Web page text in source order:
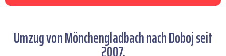
Umzug von Mönchengladbach nach Doboj seit